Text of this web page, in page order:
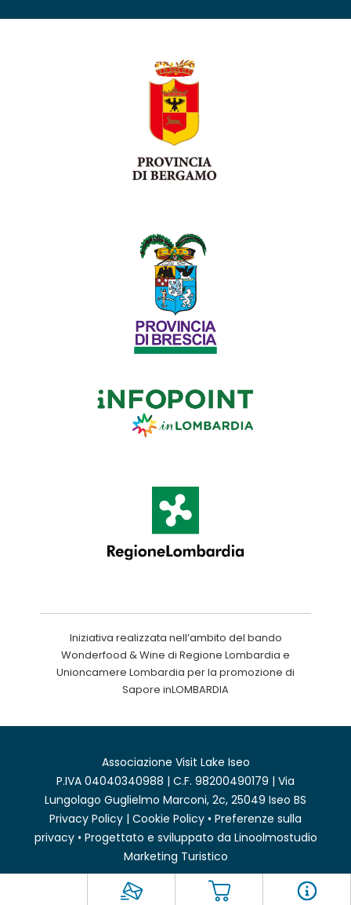
Iniziativa realizzata nell’ambito del bando
Wonderfood & Wine di Regione Lombardia e
Unioncamere Lombardia per la promozione di
Sapore inLOMBARDIA
Associazione Visit Lake Iseo
P.IVA 04040340988 | C.F. 98200490179 | Via
Lungolago Guglielmo Marconi, 2c, 25049 Iseo BS
Privacy Policy | Cookie Policy • Preferenze sulla
privacy• Progettato e sviluppato da Linoolmostudio
Marketing Turistico